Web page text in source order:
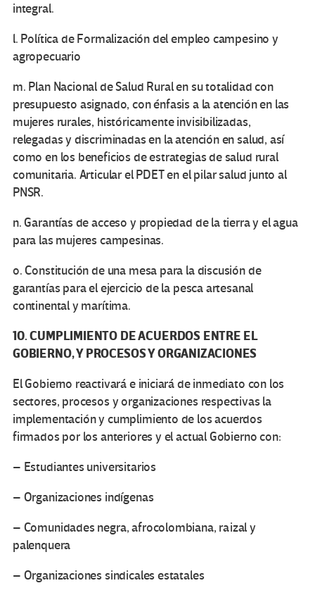
integral.
l. Política de Formalización del empleo campesino y
agropecuario
m. Plan Nacional de Salud Rural en su totalidad con
presupuesto asignado, con énfasis a la atención en las
mujeres rurales, históricamente invisibilizadas,
relegadas y discriminadas en la atención en salud, así
como en los beneficios de estrategias de salud rural
comunitaria. Articular el PDET en el pilar salud junto al
PNSR.
n. Garantías de acceso y propiedad de la tierra y el agua
para las mujeres campesinas.
o. Constitución de una mesa para la discusión de
garantías para el ejercicio de la pesca artesanal
continental y marítima.
10. CUMPLIMIENTO DE ACUERDOS ENTRE EL
GOBIERNO, Y PROCESOS Y ORGANIZACIONES
El Gobierno reactivará e iniciará de inmediato con los
sectores, procesos y organizaciones respectivas la
implementación y cumplimiento de los acuerdos
firmados por los anteriores y el actual Gobierno con:
– Estudiantes universitarios
– Organizaciones indígenas
– Comunidades negra, afrocolombiana, raizal y
palenquera
– Organizaciones sindicales estatales